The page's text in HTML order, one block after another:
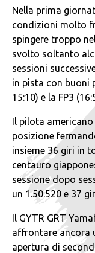
Nella prima
condizioni molto
spingere troppo
svolto soltanto
sessioni
in pista con buoni
15:10) e la FP3
Il pilota
posizione
insieme 36 giri in
centauro
sessione dopo
un 1.50.520 e 37
Il GYTR GRT
affrontare ancora
apertura di